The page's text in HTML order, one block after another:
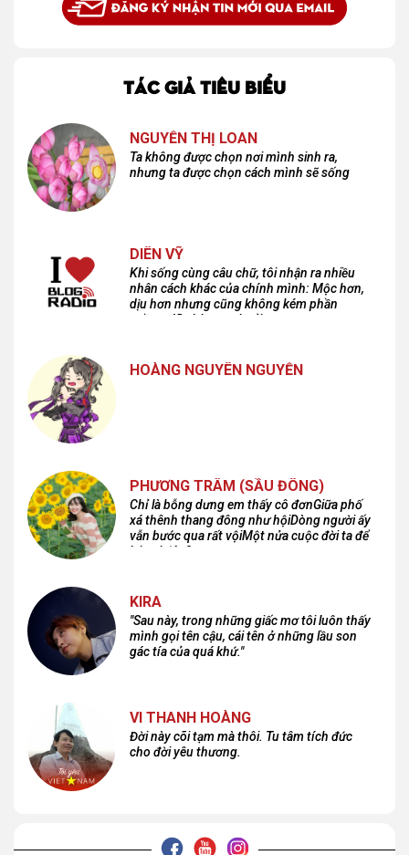
TÁC GIẢ TIÊU BIỂU
NGUYỄN THỊ LOAN
Ta không được chọn nơi mình sinh ra,
nhưng ta được chọn cách mình sẽ sống
DIÊN VỸ
Khi sống cùng câu chữ, tôi nhận ra nhiều
nhân cách khác của chính mình: Mộc hơn,
dịu hơn nhưng cũng không kém phần
cuồng dã và hoang hoải...
HOÀNG NGUYÊN NGUYỄN
PHƯƠNG TRÂM (SẦU ĐÔNG)
Chỉ là bỗng dưng em thấy cô đơnGiữa phố
xá thênh thang đông như hộiDòng người ấy
vẫn bước qua rất vộiMột nửa cuộc đời ta để
lại nơi đâu?
KIRA
"Sau này, trong những giấc mơ tôi luôn thấy
mình gọi tên cậu, cái tên ở những lầu son
gác tía của quá khứ."
VI THANH HOÀNG
Đời này cõi tạm mà thôi. Tu tâm tích đức
cho đời yêu thương.